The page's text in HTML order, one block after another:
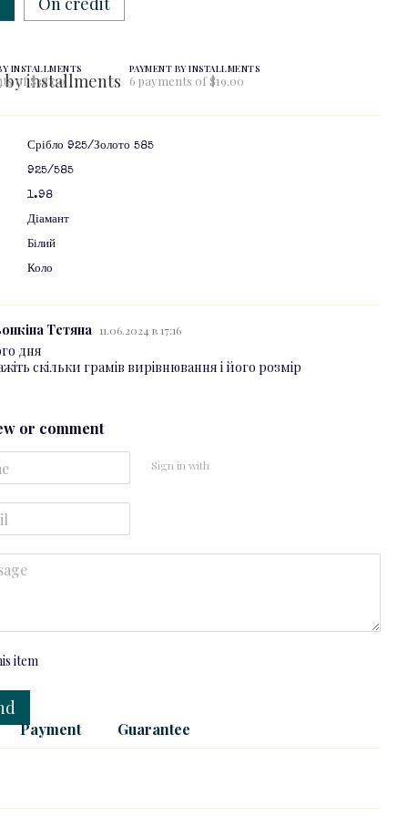
INSTALLMENTS
of $38.00
PAYMENT BY INSTALLMENTS
6 payments of $19.00
Срібло 925/Золото 585
925/585
1.98
Діамант
Білий
Коло
Тетяна 11.06.2024 в 17:16
дня
скільки грамів вирівнювання і його розмір
or comment
Sign in with
item
Payment Guarantee